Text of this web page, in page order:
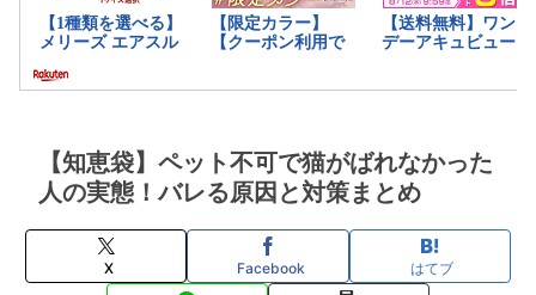
【知恵袋】ペット不可で猫がばれなかった
人の実態！バレる原因と対策まとめ
X Facebook はてブ